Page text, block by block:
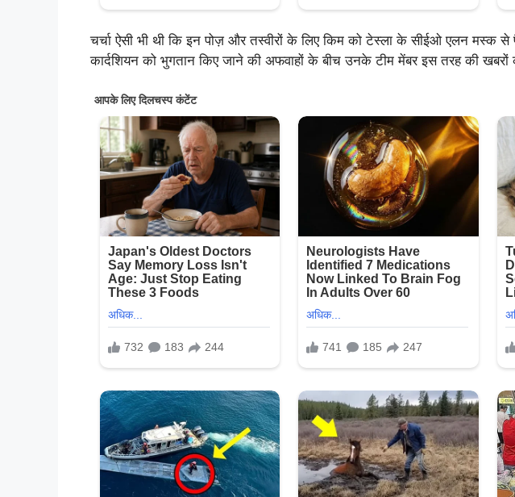
चर्चा ऐसी भी थी कि इन पोज़ और तस्वीरों के लिए किम को टेस्ला के सीईओ एलन मस्क
कार्दशियन को भुगतान किए जाने की अफवाहों के बीच उनके टीम मेंबर इस तरह की खबरों